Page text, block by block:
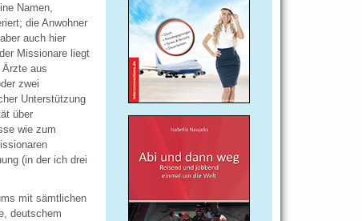
Namen,
die Anwohner
auch hier
Missionare liegt
aus
zwei
Unterstützung
über
wie zum
(in der ich drei
mit sämtlichen
deutschem